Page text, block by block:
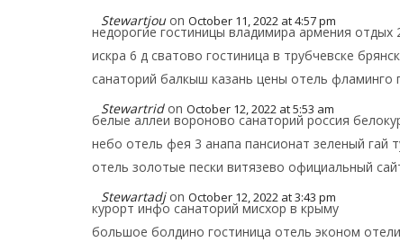
Stewartjou on October 11, 2022 at 4:57 pm
недорогие гостиницы владимира армения отдых
искра 6 д сватово гостиница в трубчевске
санаторий балкыш казань цены отель
Stewartrid on October 12, 2022 at 5:53 am
белые аллеи вороново санаторий россия
небо отель фея 3 анапа пансионат зеленый гай
отель золотые пески витязево официальный
Stewartadj on October 12, 2022 at 3:43 pm
курорт инфо санаторий мисхор в крыму
большое болдино гостиница отель эконом